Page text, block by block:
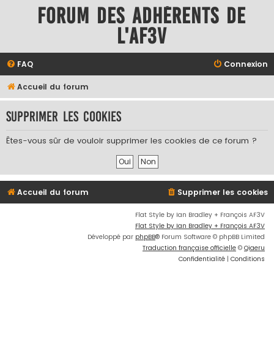
Forum des adhérents de
l'AF3V
FAQ Connexion
Accueil du forum
Supprimer les cookies
Êtes-vous sûr de vouloir supprimer les cookies de ce forum ?
Accueil du forum Supprimer les cookies
Flat Style by Ian Bradley + François AF3V
Flat Style by Ian Bradley + François AF3V
Développé par phpBB® Forum Software © phpBB Limited
Traduction française officielle © Qiaeru
Confidentialité | Conditions